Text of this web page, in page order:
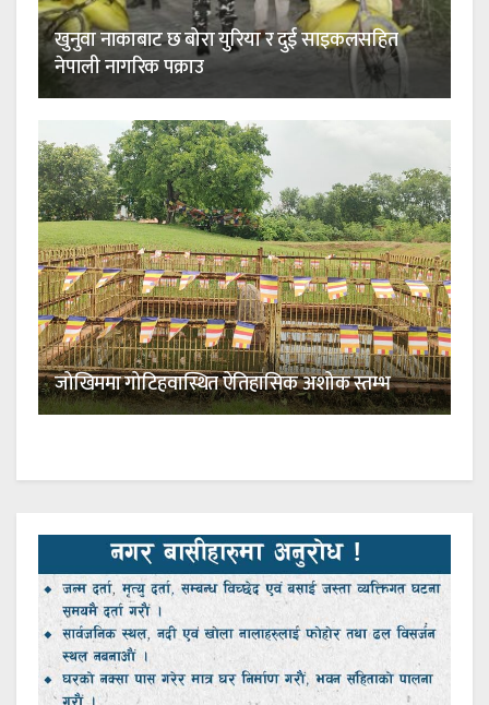
खुनुवा नाकाबाट छ बोरा युरिया र दुई साइकलसहित
नेपाली नागरिक पक्राउ
जोखिममा गोटिहवास्थित ऐतिहासिक अशोक स्तम्भ